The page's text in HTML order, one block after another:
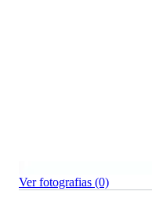
Ver fotografias (0)